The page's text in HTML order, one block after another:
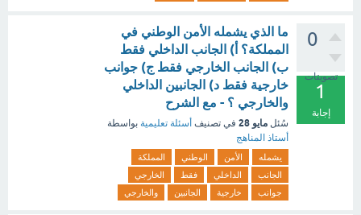
0
تصويتات
1
إجابة
ما الذي يشمله الأمن الوطني في
المملكة؟ أ) الجانب الداخلي فقط
ب) الجانب الخارجي فقط ج) جوانب
خارجية فقط د) الجانبين الداخلي
والخارجي ؟ - مع الشرح
سُئل مايو 28 في تصنيف أسئلة تعليمية بواسطة
أستاذ المناهج
يشمله الأمن الوطني
المملكة
الجانب
الداخلي فقط
الخارجي
جوانب
خارجية الجانبين والخارجي